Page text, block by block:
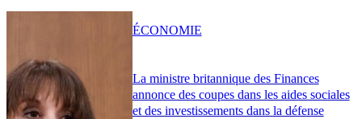
La ministre britannique des Finances
annonce des coupes dans les aides sociales
et des investissements dans la défense
ÉCONOMIE